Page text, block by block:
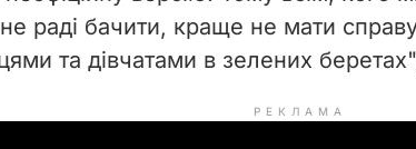
раді бачити, краще не мати
та дівчатами в зелених
РЕКЛАМА